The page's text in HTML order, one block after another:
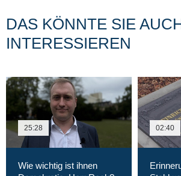
DAS KÖNNTE SIE
INTERESSIEREN
25:28
Wie wichtig ist ihnen
02:40